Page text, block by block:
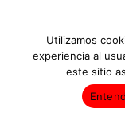
Utilizamos
experiencia al
este sitio